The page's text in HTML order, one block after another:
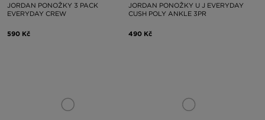
JORDAN PONOŽKY 3 PACK
EVERYDAY CREW
590 Kč
JORDAN PONOŽKY U J EVERYDAY
CUSH POLY ANKLE 3PR
490 Kč